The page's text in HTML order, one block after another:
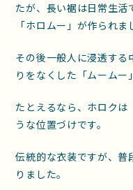
たが、長い裾は日常生活
「ホロムー」が作られま
その後一般人に浸透する
りをなくした「ムームー
たとえるなら、ホロクは
うな位置づけです。
伝統的な衣装ですが、普
りました。